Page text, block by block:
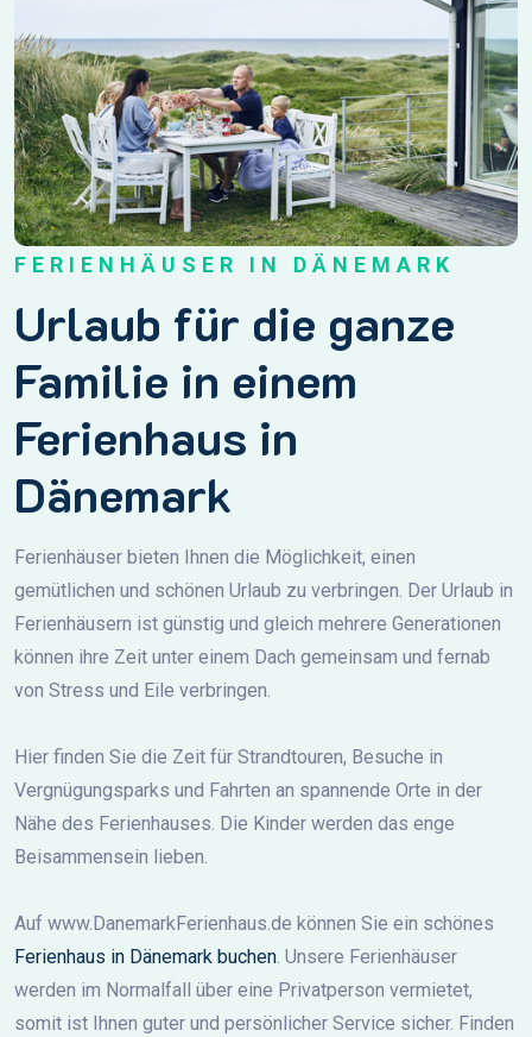
FERIENHÄUSER IN DÄNEMARK
Urlaub für die ganze
Familie in einem
Ferienhaus in
Dänemark
Ferienhäuser bieten Ihnen die Möglichkeit, einen
gemütlichen und schönen Urlaub zu verbringen. Der Urlaub in
Ferienhäusern ist günstig und gleich mehrere Generationen
können ihre Zeit unter einem Dach gemeinsam und fernab
von Stress und Eile verbringen.
Hier finden Sie die Zeit für Strandtouren, Besuche in
Vergnügungsparks und Fahrten an spannende Orte in der
Nähe des Ferienhauses. Die Kinder werden das enge
Beisammensein lieben.
Auf www.DanemarkFerienhaus.de können Sie ein schönes
Ferienhaus in Dänemark buchen. Unsere Ferienhäuser
werden im Normalfall über eine Privatperson vermietet,
somit ist Ihnen guter und persönlicher Service sicher. Finden